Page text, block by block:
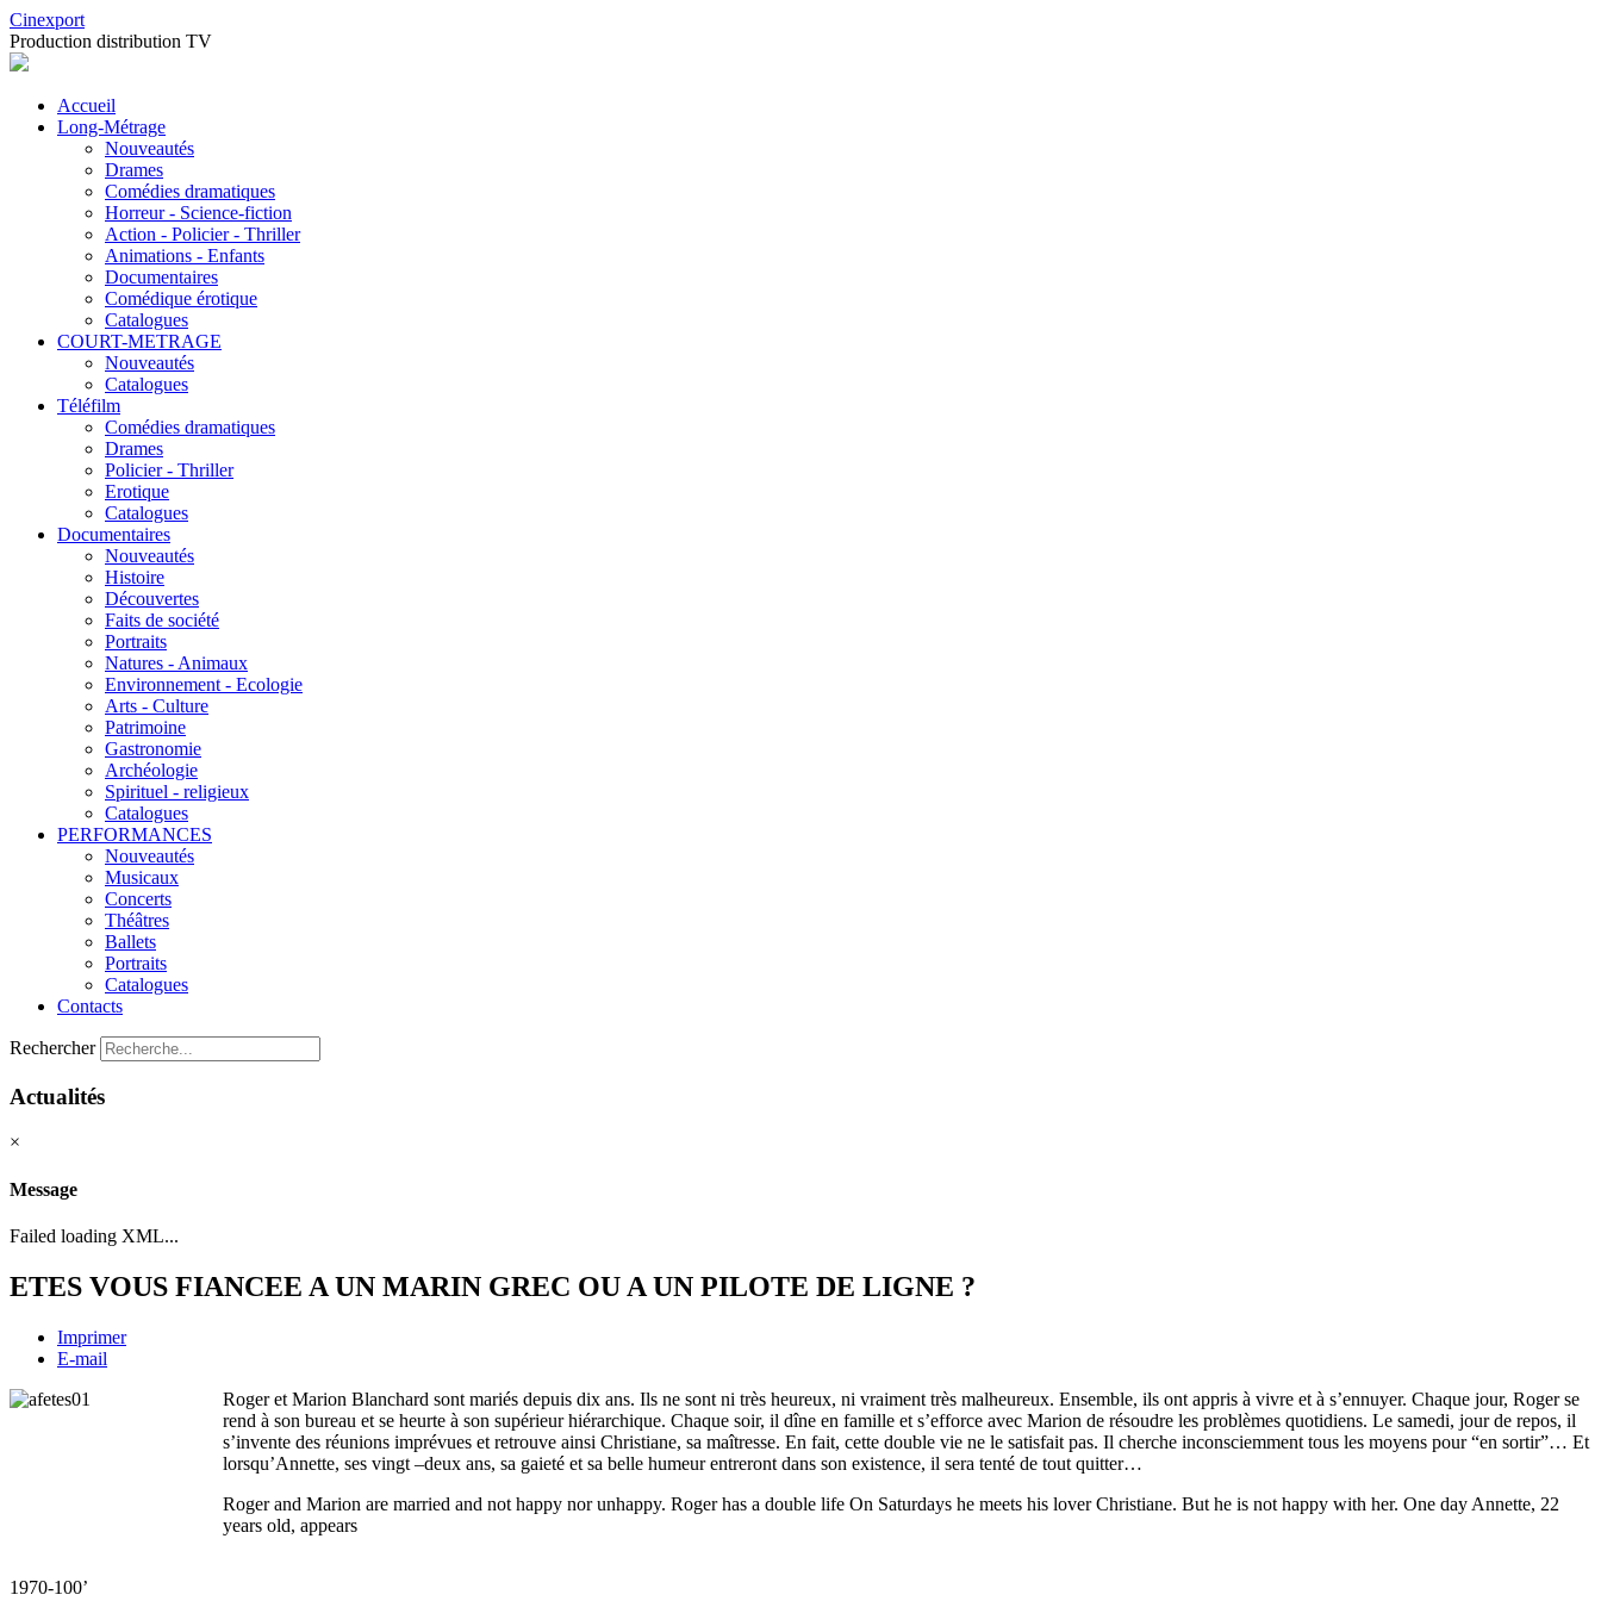
Cinexport
Production distribution TV
Accueil
Long-Métrage
Nouveautés
Drames
Comédies dramatiques
Horreur - Science-fiction
Action - Policier - Thriller
Animations - Enfants
Documentaires
Comédique érotique
Catalogues
COURT-METRAGE
Nouveautés
Catalogues
Téléfilm
Comédies dramatiques
Drames
Policier - Thriller
Erotique
Catalogues
Documentaires
Nouveautés
Histoire
Découvertes
Faits de société
Portraits
Natures - Animaux
Environnement - Ecologie
Arts - Culture
Patrimoine
Gastronomie
Archéologie
Spirituel - religieux
Catalogues
PERFORMANCES
Nouveautés
Musicaux
Concerts
Théâtres
Ballets
Portraits
Catalogues
Contacts
Rechercher
Actualités
×
Message
Failed loading XML...
ETES VOUS FIANCEE A UN MARIN GREC OU A UN PILOTE DE LIGNE ?
Imprimer
E-mail
Roger et Marion Blanchard sont mariés depuis dix ans. Ils ne sont ni très heureux, ni vraiment très malheureux. Ensemble, ils ont appris à vivre et à s’ennuyer. Chaque jour, Roger se
rend à son bureau et se heurte à son supérieur hiérarchique. Chaque soir, il dîne en famille et s’efforce avec Marion de résoudre les problèmes quotidiens. Le samedi, jour de repos, il
s’invente des réunions imprévues et retrouve ainsi Christiane, sa maîtresse. En fait, cette double vie ne le satisfait pas. Il cherche inconsciemment tous les moyens pour “en sortir”… Et
lorsqu’Annette, ses vingt –deux ans, sa gaieté et sa belle humeur entreront dans son existence, il sera tenté de tout quitter…
Roger and Marion are married and not happy nor unhappy. Roger has a double life On Saturdays he meets his lover Christiane. But he is not happy with her. One day Annette, 22
years old, appears
1970-100’